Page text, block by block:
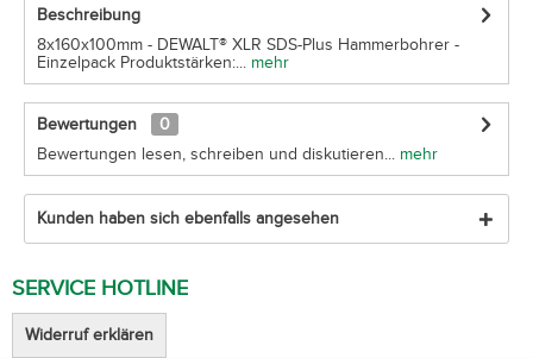
Beschreibung
8x160x100mm - DEWALT® XLR SDS-Plus Hammerbohrer -
Einzelpack Produktstärken:... mehr
Bewertungen
0
Bewertungen lesen, schreiben und diskutieren... mehr
Kunden haben sich ebenfalls angesehen
SERVICE HOTLINE
Widerruf erklären